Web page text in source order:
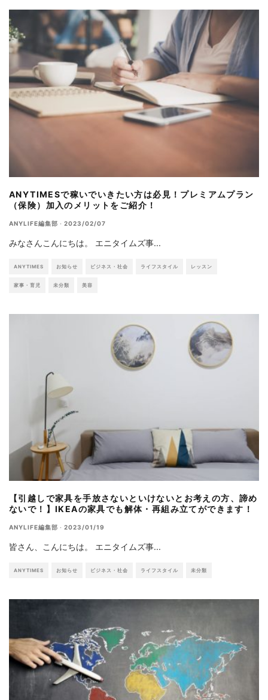
ANYTIMESで稼いでいきたい方は必見！プレミアムプラン
（保険）加入のメリットをご紹介！
ANYLIFE編集部 · 2023/02/07
みなさんこんにちは。 エニタイムズ事...
ANYTIMES お知らせ ビジネス・社会 ライフスタイル レッスン
家事・育児 未分類 美容
【引越しで家具を手放さないといけないとお考えの方、諦め
ないで！】IKEAの家具でも解体・再組み立てができます！
ANYLIFE編集部 · 2023/01/19
皆さん、こんにちは。 エニタイムズ事...
ANYTIMES お知らせ ビジネス・社会 ライフスタイル 未分類